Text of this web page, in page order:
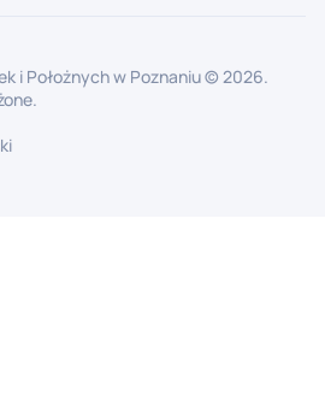
i Położnych w Poznaniu © 2026.